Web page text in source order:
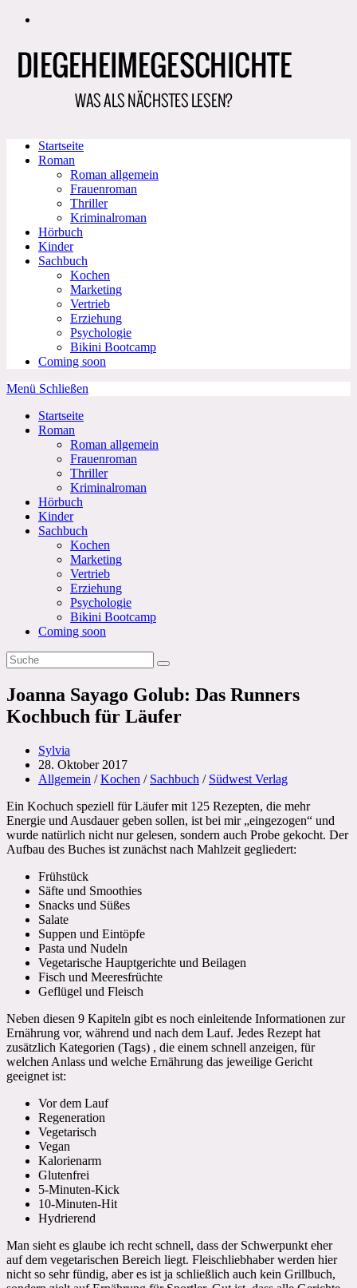
Zum
Startseite
Roman
Roman allgemein
Frauenroman
Thriller
Kriminalroman
Hörbuch
Kinder
Sachbuch
Kochen
Marketing
Vertrieb
Erziehung
Psychologie
Bikini Bootcamp
Coming soon
Menü Schließen
Startseite
Roman
Roman allgemein
Frauenroman
Thriller
Kriminalroman
Hörbuch
Kinder
Sachbuch
Kochen
Marketing
Vertrieb
Erziehung
Psychologie
Bikini Bootcamp
Coming soon
Joanna Sayago Golub: Das Runners
Kochbuch für Läufer
Beitrags-
Autor:
Sylvia
Beitrag
veröffentlicht:
28. Oktober 2017
Beitrags-
Allgemein / Kochen / Sachbuch / Südwest Verlag
Ein Kochuch speziell für Läufer mit 125 Rezepten, die mehr
Energie und Ausdauer geben sollen, ist bei mir „eingezogen“ und
wurde natürlich nicht nur gelesen, sondern auch Probe gekocht. Der
Aufbau des Buches ist zunächst nach Mahlzeit gegliedert:
Frühstück
Säfte und Smoothies
Snacks und Süßes
Salate
Suppen und Eintöpfe
Pasta und Nudeln
Vegetarische Hauptgerichte und Beilagen
Fisch und Meeresfrüchte
Geflügel und Fleisch
Neben diesen 9 Kapiteln gibt es noch einleitende Informationen zur
Ernährung vor, während und nach dem Lauf. Jedes Rezept hat
zusätzlich Kategorien (Tags) , die einem schnell anzeigen, für
welchen Anlass und welche Ernährung das jeweilige Gericht
geeignet ist:
Vor dem Lauf
Regeneration
Vegetarisch
Vegan
Kalorienarm
Glutenfrei
5-Minuten-Kick
10-Minuten-Hit
Hydrierend
Man sieht es glaube ich recht schnell, dass der Schwerpunkt eher
auf dem vegetarischen Bereich liegt. Fleischliebhaber werden hier
nicht so sehr fündig, aber es ist ja schließlich auch kein Grillbuch,